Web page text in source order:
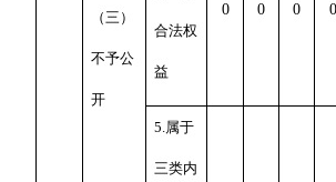
（三）
不予公
开
合法权
益
0 0 0 0
5.属于
三类内